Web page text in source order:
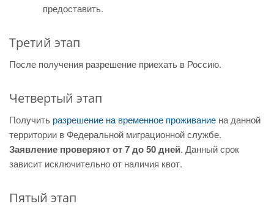
предоставить.
Третий этап
После получения разрешение приехать в Россию.
Четвертый этап
Получить разрешение на временное проживание на данной
территории в Федеральной миграционной службе.
Заявление проверяют от 7 до 50 дней. Данный срок
зависит исключительно от наличия квот.
Пятый этап